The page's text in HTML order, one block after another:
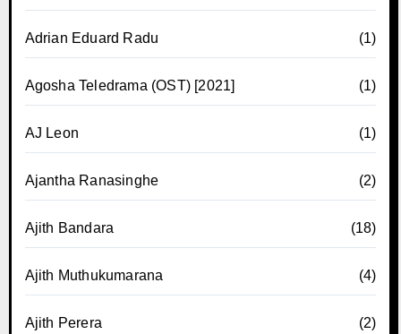
Adrian Eduard Radu (1)
Agosha Teledrama (OST) [2021] (1)
AJ Leon (1)
Ajantha Ranasinghe (2)
Ajith Bandara (18)
Ajith Muthukumarana (4)
Ajith Perera (2)